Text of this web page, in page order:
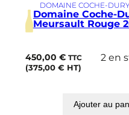
DOMAINE COCHE-
Domaine Coche-
Meursault Rouge
450,00 € TTC
(375,00 €HT)
2 en
Ajouter au